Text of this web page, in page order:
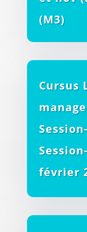
(M3)
Cursus
février